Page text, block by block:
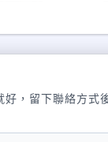
，留下聯絡方式